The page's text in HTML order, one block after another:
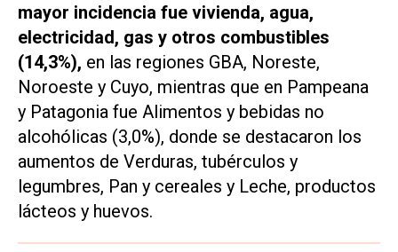
mayor incidencia fue vivienda, agua,
electricidad, gas y otros combustibles
(14,3%), en las regiones GBA, Noreste,
Noroeste y Cuyo, mientras que en Pampeana
y Patagonia fue Alimentos y bebidas no
alcohólicas (3,0%), donde se destacaron los
aumentos de Verduras, tubérculos y
legumbres, Pan y cereales y Leche, productos
lácteos y huevos.